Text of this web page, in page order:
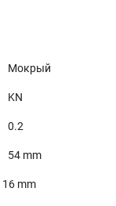
Мокрый
KN
0.2
54 mm
16 mm